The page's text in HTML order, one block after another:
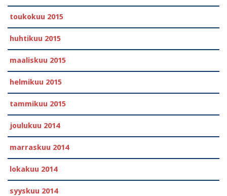
toukokuu 2015
huhtikuu 2015
maaliskuu 2015
helmikuu 2015
tammikuu 2015
joulukuu 2014
marraskuu 2014
lokakuu 2014
syyskuu 2014